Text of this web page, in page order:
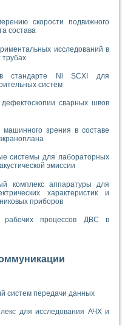
скорости подвижного
состава
исследований в
трубах
стандарте Nl SCXI для
систем
сварных швов
машинного зрения в составе
системы для лабораторных
эмиссии
комплекс аппаратуры для
характеристик и
приборов
рабочих процессов ДВС в
систем передачи данных
для исследования АЧХ и